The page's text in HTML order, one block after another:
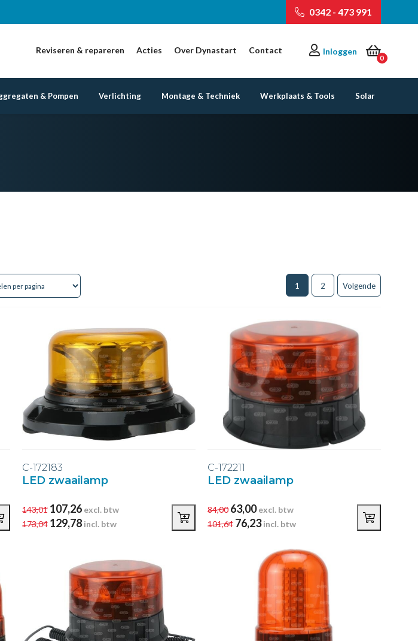
0342 - 473 991
Reviseren & repareren Acties Over Dynastart Contact
0
Inloggen
& Pompen Verlichting Montage & Techniek Werkplaats & Tools Solar
1 2 Volgende
C-172183
LED zwaailamp
143,01 107,26 excl. btw
173,04 129,78 incl. btw
C-172211
LED zwaailamp
84,00 63,00excl. btw
101,64 76,23incl. btw